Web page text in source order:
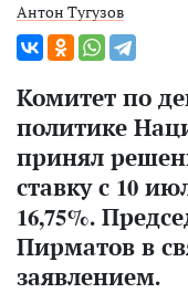
Антон Тугузов
Комитет по
политике
принял
ставку с 10
16,75%.
Пирматов в
заявлением.